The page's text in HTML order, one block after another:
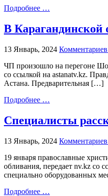
Подробнее …
В Карагандинской
13 Январь, 2024
ЧП произошло на перегоне
со ссылкой на astanatv.kz.
Астана. Предварительная […]
Подробнее …
Специалисты
13 Январь, 2024
19 января православные
обливания, передает nv.kz со
специально оборудованных
Подробнее …